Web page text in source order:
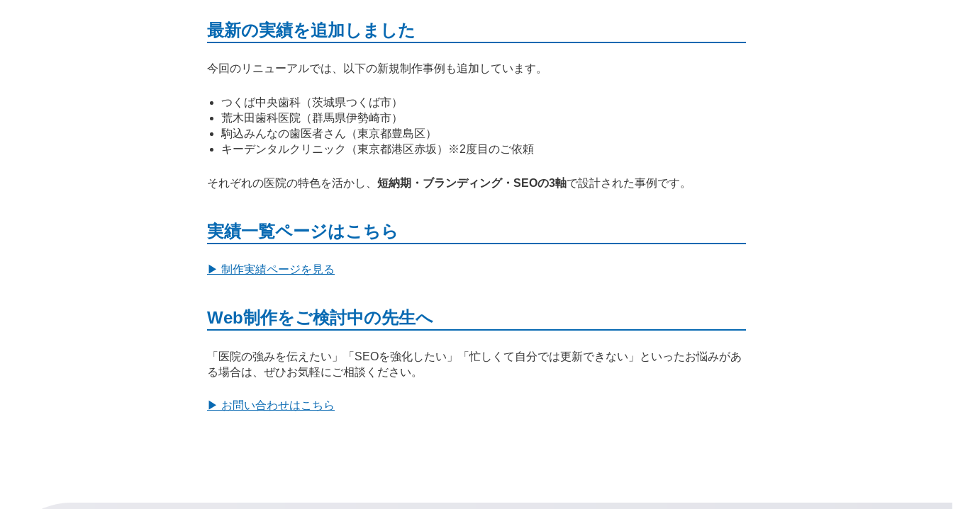
最新の実績を追加しました
今回のリニューアルでは、以下の新規制作事例も追加しています。
つくば中央歯科（茨城県つくば市）
荒木田歯科医院（群馬県伊勢崎市）
駒込みんなの歯医者さん（東京都豊島区）
キーデンタルクリニック（東京都港区赤坂）※2度目のご依頼
それぞれの医院の特色を活かし、 短納期・ブランディング・SEOの3軸で設計された事例です。
実績一覧ページはこちら
▶ 制作実績ページを見る
Web制作をご検討中の先生へ
「医院の強みを伝えたい」「SEOを強化したい」「忙しくて自分では更新できない」といったお悩みがあ
る場合は、ぜひお気軽にご相談ください。
▶ お問い合わせはこちら